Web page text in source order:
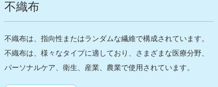
不織布
不織布は、指向性またはランダムな繊維で構成されています。
不織布は、様々なタイプに適しており、さまざまな医療分野、
パーソナルケア、衛生、産業、農業で使用されています。